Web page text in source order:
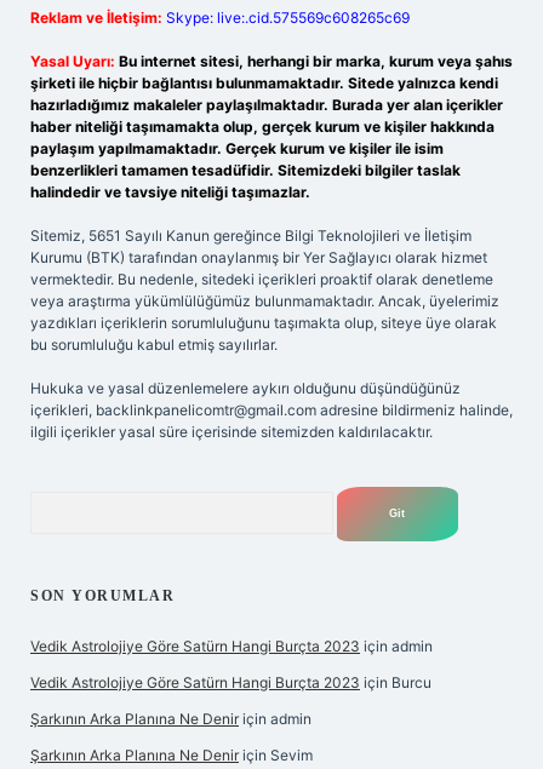
Reklam ve İletişim: Skype: live:.cid.575569c608265c69
Yasal Uyarı: Bu internet sitesi, herhangi bir marka, kurum veya şahıs
şirketi ile hiçbir bağlantısı bulunmamaktadır. Sitede yalnızca kendi
hazırladığımız makaleler paylaşılmaktadır. Burada yer alan içerikler
haber niteliği taşımamakta olup, gerçek kurum ve kişiler hakkında
paylaşım yapılmamaktadır. Gerçek kurum ve kişiler ile isim
benzerlikleri tamamen tesadüfidir. Sitemizdeki bilgiler taslak
halindedir ve tavsiye niteliği taşımazlar.
Sitemiz, 5651 Sayılı Kanun gereğince Bilgi Teknolojileri ve İletişim
Kurumu (BTK) tarafından onaylanmış bir Yer Sağlayıcı olarak hizmet
vermektedir. Bu nedenle, sitedeki içerikleri proaktif olarak denetleme
veya araştırma yükümlülüğümüz bulunmamaktadır. Ancak, üyelerimiz
yazdıkları içeriklerin sorumluluğunu taşımakta olup, siteye üye olarak
bu sorumluluğu kabul etmiş sayılırlar.
Hukuka ve yasal düzenlemelere aykırı olduğunu düşündüğünüz
içerikleri, backlinkpanelicomtr@gmail.com adresine bildirmeniz halinde,
ilgili içerikler yasal süre içerisinde sitemizden kaldırılacaktır.
SON YORUMLAR
Vedik Astrolojiye Göre Satürn Hangi Burçta 2023 için admin
Vedik Astrolojiye Göre Satürn Hangi Burçta 2023 için Burcu
Şarkının Arka Planına Ne Denir için admin
Şarkının Arka Planına Ne Denir için Sevim